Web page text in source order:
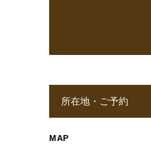
所在地・ご予約
MAP